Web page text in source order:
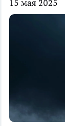
15 мая 2025